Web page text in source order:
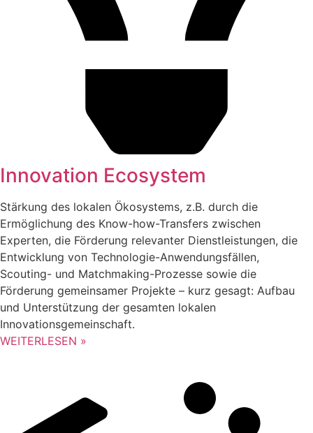
Innovation Ecosystem
Stärkung des lokalen Ökosystems, z.B. durch die
Ermöglichung des Know-how-Transfers zwischen
Experten, die Förderung relevanter Dienstleistungen, die
Entwicklung von Technologie-Anwendungsfällen,
Scouting- und Matchmaking-Prozesse sowie die
Förderung gemeinsamer Projekte – kurz gesagt: Aufbau
und Unterstützung der gesamten lokalen
Innovationsgemeinschaft.
WEITERLESEN »